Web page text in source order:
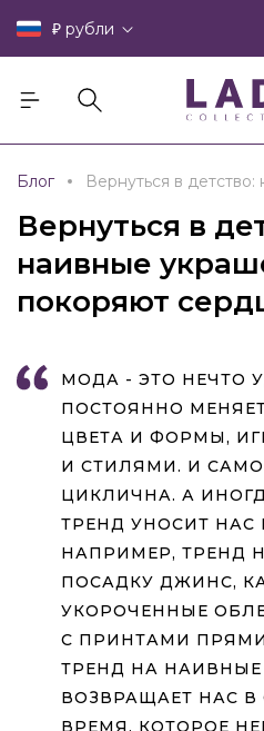
₽ рубли
Блог Вернуться в
Вернуться в
наивные
покоряют
МОДА - ЭТО НЕЧТО
ПОСТОЯННО
ЦВЕТА И ФОРМЫ,
И СТИЛЯМИ. И
ЦИКЛИЧНА. А
ТРЕНД УНОСИТ НАС
НАПРИМЕР, ТРЕНД
ПОСАДКУ ДЖИНС,
УКОРОЧЕННЫЕ
С ПРИНТАМИ
ТРЕНД НА
ВОЗВРАЩАЕТ НАС
ВРЕМЯ, КОТОРОЕ